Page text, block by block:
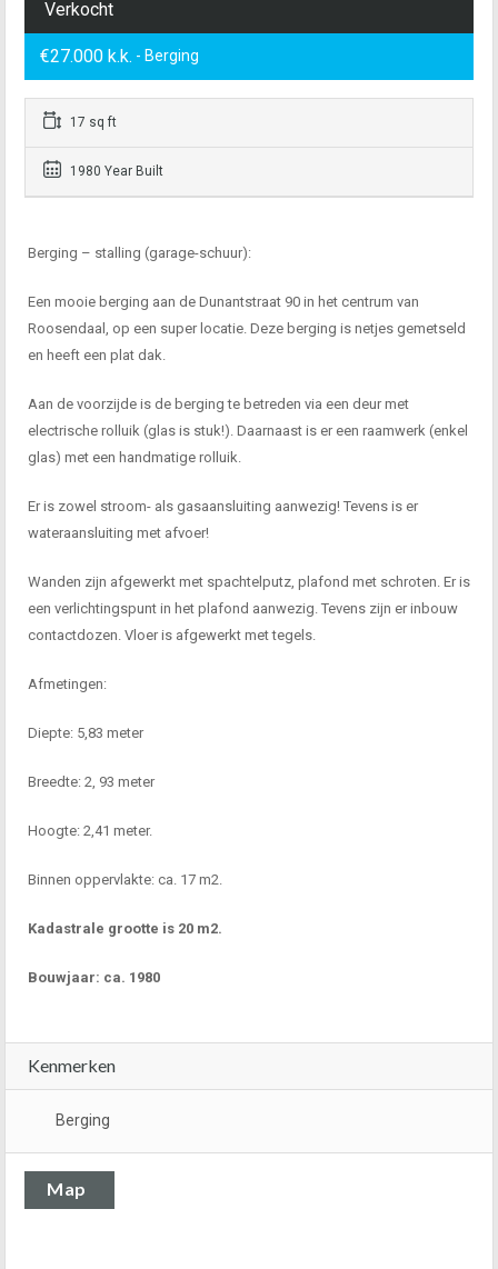
Verkocht
€27.000 k.k. - Berging
17 sq ft
1980 Year Built
Berging – stalling (garage-schuur):
Een mooie berging aan de Dunantstraat 90 in het centrum van
Roosendaal, op een super locatie. Deze berging is netjes gemetseld
en heeft een plat dak.
Aan de voorzijde is de berging te betreden via een deur met
electrische rolluik (glas is stuk!). Daarnaast is er een raamwerk (enkel
glas) met een handmatige rolluik.
Er is zowel stroom- als gasaansluiting aanwezig! Tevens is er
wateraansluiting met afvoer!
Wanden zijn afgewerkt met spachtelputz, plafond met schroten. Er is
een verlichtingspunt in het plafond aanwezig. Tevens zijn er inbouw
contactdozen. Vloer is afgewerkt met tegels.
Afmetingen:
Diepte: 5,83 meter
Breedte: 2, 93 meter
Hoogte: 2,41 meter.
Binnen oppervlakte: ca. 17 m2.
Kadastrale grootte is 20 m2.
Bouwjaar: ca. 1980
Kenmerken
Berging
Map